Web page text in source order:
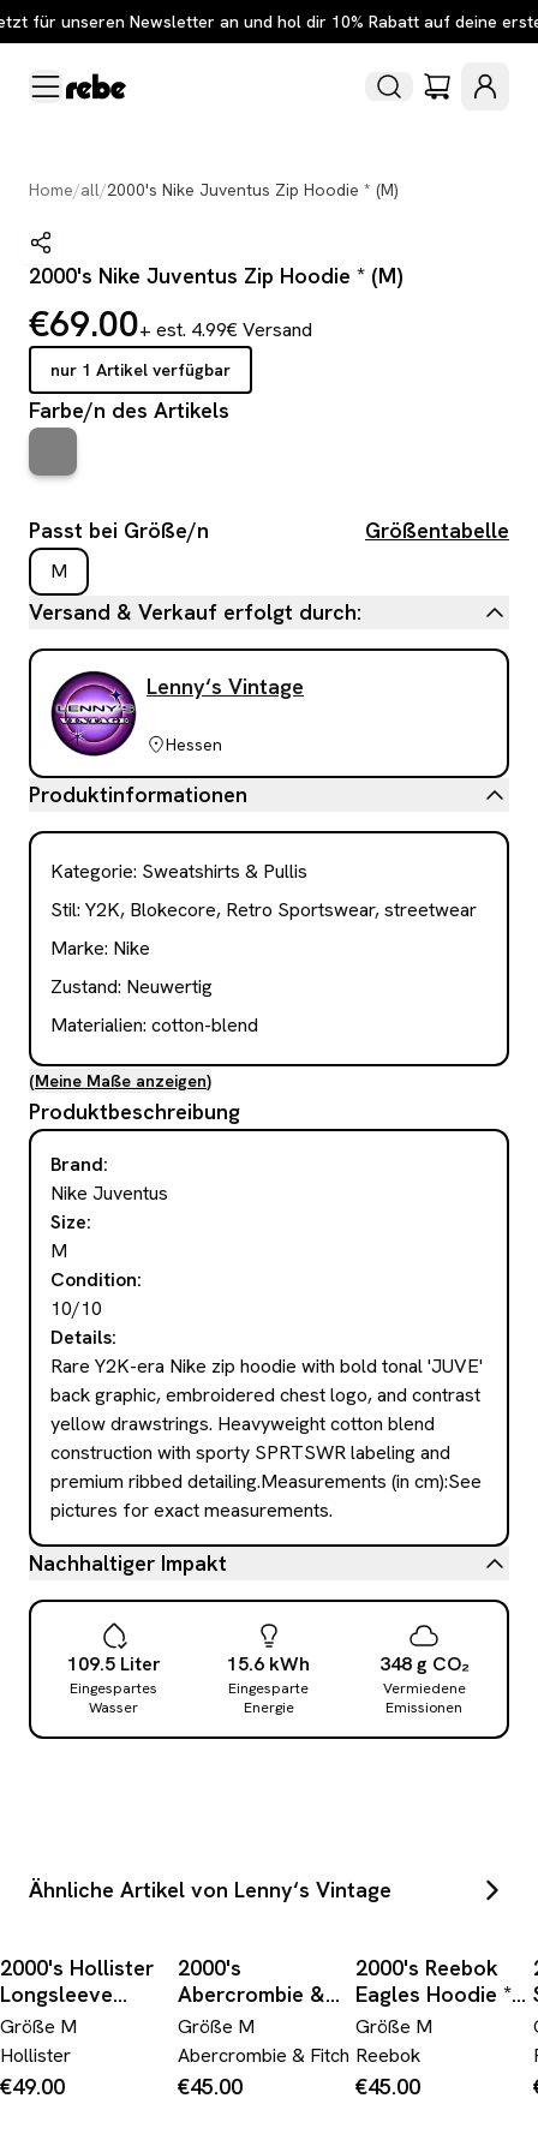
für unseren Newsletter an und hol dir 10% Rabatt auf deine
Home/all/2000's Nike Juventus Zip Hoodie * (M)
2000's Nike Juventus Zip Hoodie * (M)
€69.00+ est. 4.99€ Versand
nur 1 Artikel verfügbar
Farbe/n des Artikels
Passt bei Größe/n Größentabelle
M
Versand & Verkauf erfolgt durch:
Lenny‘s Vintage
Hessen
Produktinformationen
Kategorie: Sweatshirts & Pullis
Stil: Y2K, Blokecore, Retro Sportswear, streetwear
Marke: Nike
Zustand: Neuwertig
Materialien: cotton-blend
(Meine Maße anzeigen)
Produktbeschreibung
Brand:
Nike Juventus
Size:
M
Condition:
10/10
Details:
Rare Y2K-era Nike zip hoodie with bold tonal 'JUVE'
back graphic, embroidered chest logo, and contrast
yellow drawstrings. Heavyweight cotton blend
construction with sporty SPRTSWR labeling and
premium ribbed detailing.Measurements (in cm):See
pictures for exact measurements.
Nachhaltiger Impakt
109.5 Liter
Eingespartes
Wasser
15.6 kWh
Eingesparte
Energie
348g CO₂
Vermiedene
Emissionen
Ähnliche Artikel von Lenny‘s Vintage
2000's Hollister
Longsleeve
Women's * (M)
Größe M
Hollister
€49.00
2000's
Abercrombie &
Fitch Zip Hoodie
Women's * (M)
Größe M
Abercrombie & Fitch
€45.00
2000's Reebok
Eagles Hoodie *
(M)
Größe M
Reebok
€45.00